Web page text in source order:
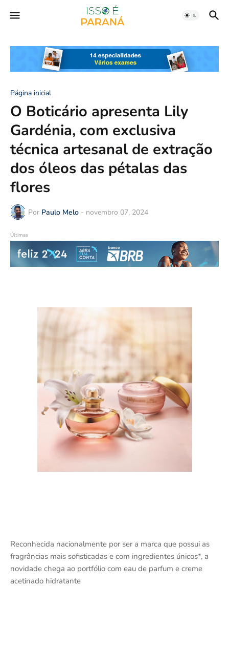
Página inicial
O Boticário apresenta Lily
Gardénia, com exclusiva
técnica artesanal de extração
dos óleos das pétalas das
flores
Por Paulo Melo - novembro 07, 2024
Últimas
Reconhecida nacionalmente por ser a marca que possui as
fragrâncias mais sofisticadas e com ingredientes únicos*, a
novidade chega ao portfólio com eau de parfum e creme
acetinado hidratante